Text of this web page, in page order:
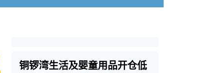
铜锣湾生活及婴童用品开仓低